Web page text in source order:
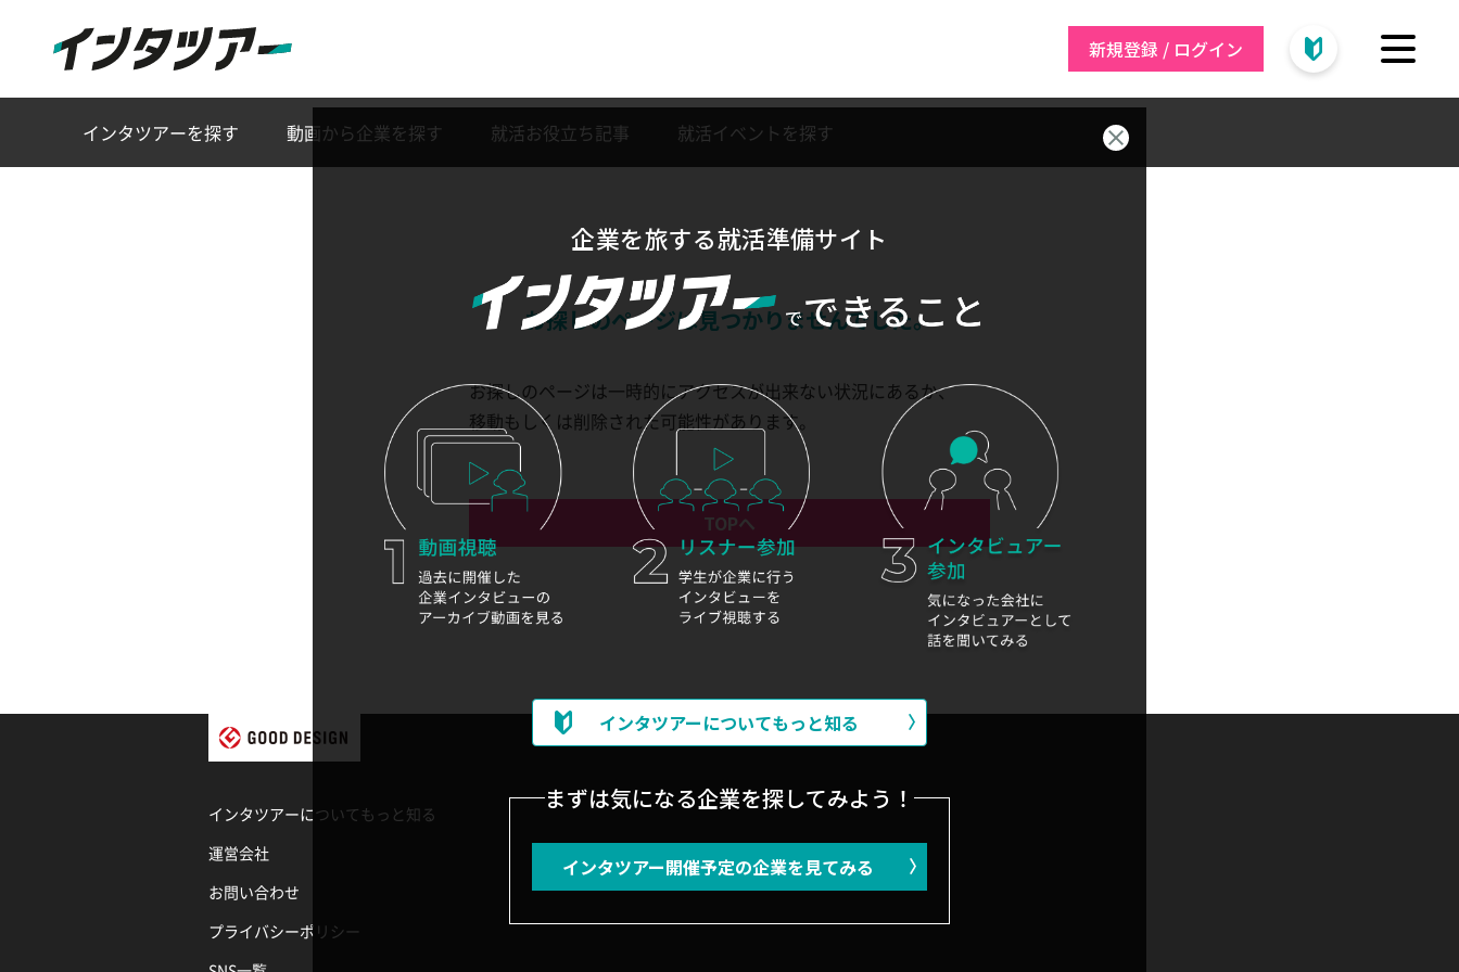
新規登録 / ログイン
インタツアーを探す 動画から企業を探す 就活お役立ち記事 就活イベントを探す
お探しのページは見つかりませんでした。
お探しのページは一時的にアクセスが出来ない状況にあるか、
移動もしくは削除された可能性があります。
TOPへ
インタツアーについてもっと知る
運営会社
お問い合わせ
プライバシーポリシー
企業を旅する就活準備サイト
インタツアーについてもっと知る
まずは気になる企業を探してみよう！
インタツアー開催予定の企業を見てみる